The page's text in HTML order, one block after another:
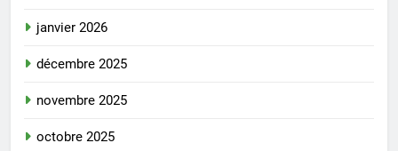
janvier 2026
décembre 2025
novembre 2025
octobre 2025